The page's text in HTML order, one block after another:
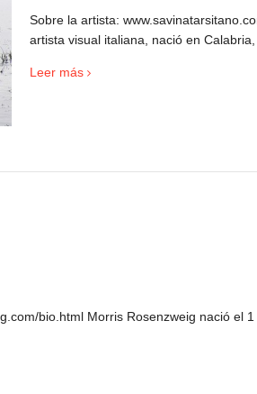
Sobre la artista:
artista visual italiana, nació en Calabria,
Leer más
bio.html Morris Rosenzweig nació el